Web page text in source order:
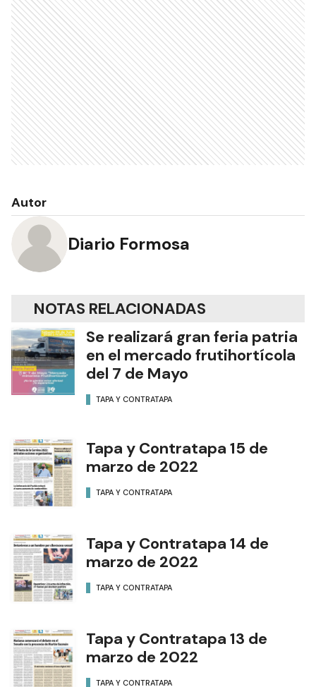
Autor
Diario Formosa
NOTAS RELACIONADAS
Se realizará gran feria patria
en el mercado frutihortícola
del 7 de Mayo
TAPA Y CONTRATAPA
Tapa y Contratapa 15 de
marzo de 2022
TAPA Y CONTRATAPA
Tapa y Contratapa 14 de
marzo de 2022
TAPA Y CONTRATAPA
Tapa y Contratapa 13 de
marzo de 2022
TAPA Y CONTRATAPA